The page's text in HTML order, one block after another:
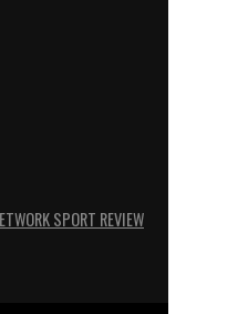
SPORT REVIEW